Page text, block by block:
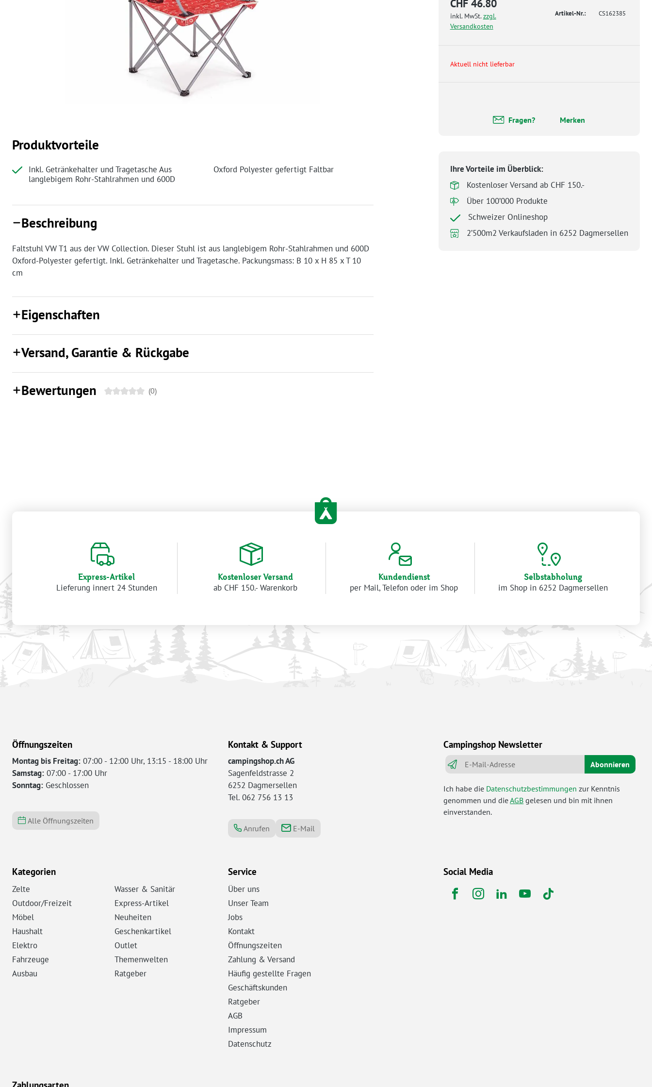
Produktvorteile
Inkl. Getränkehalter und Tragetasche Aus
langlebigem Rohr-Stahlrahmen und 600D
Oxford Polyester gefertigt Faltbar
Beschreibung
Faltstuhl VW T1 aus der VW Collection. Dieser Stuhl ist aus langlebigem Rohr-Stahlrahmen und 600D
Oxford-Polyester gefertigt. Inkl. Getränkehalter und Tragetasche. Packungsmass: B 10 x H 85 x T 10
cm
Eigenschaften
Versand, Garantie & Rückgabe
Bewertungen (0)
CHF 46.80
inkl. MwSt.zzgl.
Versandkosten
Artikel-Nr.: CS162385
Aktuell nicht lieferbar
Fragen? Merken
Ihre Vorteile im Überblick:
Kostenloser Versand ab CHF 150.-
Über 100’000 Produkte
Schweizer Onlineshop
2’500m2 Verkaufsladen in 6252 Dagmersellen
Express-Artikel
Lieferung innert 24 Stunden
Kostenloser Versand
ab CHF 150.- Warenkorb
Kundendienst
per Mail, Telefon oder im Shop
Selbstabholung
im Shop in 6252 Dagmersellen
Öffnungszeiten
Montag bis Freitag: 07:00 - 12:00 Uhr, 13:15 - 18:00 Uhr
Samstag: 07:00 - 17:00 Uhr
Sonntag: Geschlossen
Alle Öffnungszeiten
Kontakt & Support
campingshop.ch AG
Sagenfeldstrasse 2
6252 Dagmersellen
Tel. 062 756 13 13
Anrufen E-Mail
Campingshop Newsletter
Abonnieren
Ich habe die Datenschutzbestimmungen zur Kenntnis
genommen und dieAGB gelesen und bin mit ihnen
einverstanden.
Kategorien
Zelte
Outdoor/Freizeit
Möbel
Haushalt
Elektro
Fahrzeuge
Ausbau
Wasser & Sanitär
Express-Artikel
Neuheiten
Geschenkartikel
Outlet
Themenwelten
Ratgeber
Service
Über uns
Unser Team
Jobs
Kontakt
Öffnungszeiten
Zahlung & Versand
Häufig gestellte Fragen
Geschäftskunden
Ratgeber
AGB
Impressum
Datenschutz
Social Media